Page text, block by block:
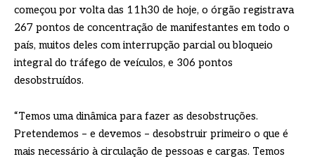
começou por volta das 11h30 de hoje, o órgão registrava
267 pontos de concentração de manifestantes em todo o
país, muitos deles com interrupção parcial ou bloqueio
integral do tráfego de veículos, e 306 pontos
desobstruídos.
“Temos uma dinâmica para fazer as desobstruções.
Pretendemos – e devemos – desobstruir primeiro o que é
mais necessário à circulação de pessoas e cargas. Temos